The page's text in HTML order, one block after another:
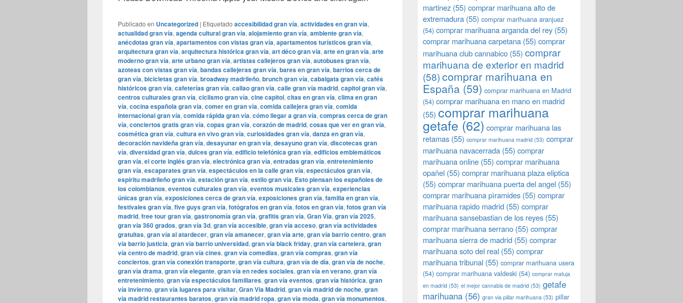
Publicado en Uncategorized | Etiquetado accesibilidad gran vía, actividades en gran vía,
actualidad gran vía, agenda cultural gran vía, alojamiento gran vía, ambiente gran vía,
anécdotas gran vía, apartamentos con vistas gran vía, apartamentos turísticos gran vía,
arquitectura gran vía, arquitectura histórica gran vía, art déco gran vía, arte en gran vía, arte
moderno gran vía, arte urbano gran vía, artistas callejeros gran vía, autobuses gran vía,
azoteas con vistas gran vía, bandas callejeras gran vía, bares en gran vía, barrios cerca de
gran vía, bicicletas gran vía, broadway madrileño, brunch gran vía, cabalgata gran vía, cafés
históricos gran vía, cafeterías gran vía, callao gran vía, calle gran vía madrid, capitol gran vía,
centros culturales gran vía, ciclismo gran vía, cine capitol, citas en gran vía, clima en gran
vía, cocina española gran vía, comer en gran vía, comida callejera gran vía, comida
internacional gran vía, comida rápida gran vía, cómo llegar a gran vía, compras cerca de gran
vía, conciertos gratis gran vía, copas gran vía, corazón de madrid, cosas que ver en gran vía,
cosmética gran vía, cultura en vivo gran vía, curiosidades gran vía, danza en gran vía,
decoración navideña gran vía, desayunar en gran vía, desayuno gran vía, discotecas gran
vía, diversidad gran vía, dulces gran vía, edificio telefónica gran vía, edificios emblemáticos
gran vía, el corte inglés gran vía, electrónica gran vía, entradas gran vía, entretenimiento
gran vía, escaparates gran vía, espectáculos en la calle gran vía, espectáculos gran vía,
espíritu madrileño gran vía, estación gran vía, estilo gran vía, Esto piensan los españoles de
los colombianos, eventos culturales gran vía, eventos musicales gran vía, experiencias
únicas gran vía, exposiciones cerca de gran vía, exposiciones gran vía, familia en gran vía,
festivales gran vía, five guys gran vía, fotógrafos en gran vía, fotos en gran vía, fotos gran vía
madrid, free tour gran vía, gastronomía gran vía, grafitis gran vía, Gran Vía, gran vía 2025,
gran vía 360 grados, gran vía 3d, gran vía accesible, gran vía acceso, gran vía actividades
gratuitas, gran vía al atardecer, gran vía amanecer, gran vía arte, gran vía barrio centro, gran
vía barrio justicia, gran vía barrio universidad, gran vía black friday, gran vía cartelera, gran
vía centro de madrid, gran vía cines, gran vía comedias, gran vía compras, gran vía
conciertos, gran vía conexión transporte, gran vía cultura, gran vía de día, gran vía de noche,
gran vía drama, gran vía elegante, gran vía en redes sociales, gran vía en verano, gran vía
entretenimiento, gran vía espectáculos familiares, gran vía eventos, gran vía histórica, gran
vía invierno, gran vía lugares para visitar, ​​Gran Via Madrid, gran vía madrid de noche, gran
vía madrid restaurantes baratos, gran vía madrid ropa, gran vía moda, gran vía monumentos,
martinez (55) comprar marihuana alto de
extremadura (55) comprar marihuana aranjuez
(54) comprar marihuana arganda del rey (55)
comprar marihuana carpetana (55) comprar
marihuana club cannabico (55) comprar
marihuana de exterior en madrid
(58)comprar marihuana en
España (59) comprar marihuana en Madrid
(54) comprar marihuana en mano en madrid
(55) comprar marihuana
getafe (62) comprar marihuana las
retamas (55) comprar marihuana madrid (53) comprar
marihuana navacerrada (55) comprar
marihuana online (55) comprar marihuana
opañel (55) comprar marihuana plaza eliptica
(55) comprar marihuana puerta del angel (55)
comprar marihuana pìramides (55) comprar
marihuana rapido madrid (55) comprar
marihuana sansebastian de los reyes (55)
comprar marihuana serrano (55) comprar
marihuana sierra de madrid (55) comprar
marihuana soto del real (55) comprar
marihuana tribunal (55) comprar marihuana usera
(54) comprar marihuana valdeski (54) comprar matuja
en madrid (53) el mejor cannabis de madrid (53) getafe
marihuana (56) gran via pillar marihuana (53) pillar